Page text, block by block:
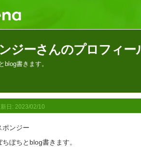
ジーさんのプロフィー
blog書きます。
日: 2023/02/10
ポンジー
ちぼちとblog書きます。